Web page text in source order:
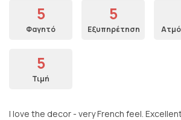
5
Φαγητό
5
Εξυπηρέτηση
5
Τιμή
I love the decor - very French feel.